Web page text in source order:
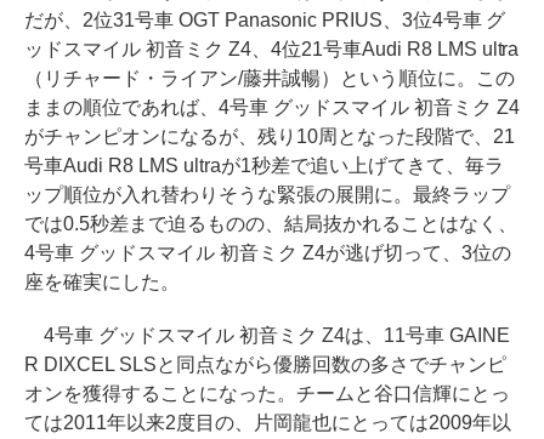
だが、2位31号車 OGT Panasonic PRIUS、3位4号車 グ
ッドスマイル 初音ミク Z4、4位21号車Audi R8 LMS ultra
（リチャード・ライアン/藤井誠暢）という順位に。この
ままの順位であれば、4号車 グッドスマイル 初音ミク Z4
がチャンピオンになるが、残り10周となった段階で、21
号車Audi R8 LMS ultraが1秒差で追い上げてきて、毎ラ
ップ順位が入れ替わりそうな緊張の展開に。最終ラップ
では0.5秒差まで迫るものの、結局抜かれることはなく、
4号車 グッドスマイル 初音ミク Z4が逃げ切って、3位の
座を確実にした。
4号車 グッドスマイル 初音ミク Z4は、11号車 GAINE
R DIXCEL SLSと同点ながら優勝回数の多さでチャンピ
オンを獲得することになった。チームと谷口信輝にとっ
ては2011年以来2度目の、片岡龍也にとっては2009年以